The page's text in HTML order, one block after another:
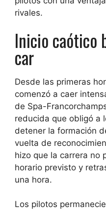
rivales.
Inicio caótico
car
Desde las primeras
comenzó a caer
de Spa-
reducida que obligó a
detener la formación
vuelta de
hizo que la carrera no
horario previsto y
una hora.
Los pilotos